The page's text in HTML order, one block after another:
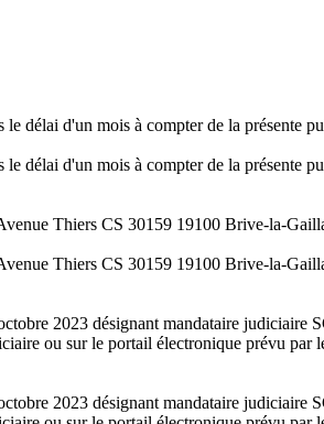
le délai d'un mois à compter de la présente
le délai d'un mois à compter de la présente
Thiers CS 30159 19100 Brive-la-
Thiers CS 30159 19100 Brive-la-
2023 désignant mandataire judiciaire
ou sur le portail électronique prévu
2023 désignant mandataire judiciaire